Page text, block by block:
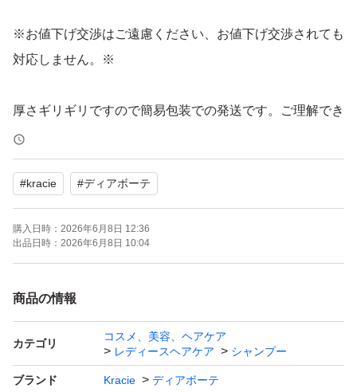
※お値下げ交渉はご遠慮ください、お値下げ交渉されても
対応しません。※
厚さギリギリですので簡易包装での発送です。ご理解でき
る方のみおねがいします。
#kracie #ディアボーテ
購入日時： 2026年6月8日 12:36
出品日時： 2026年6月8日 10:04
商品の情報
カテゴリ
コスメ、美容、ヘアケア
レディースヘアケア
シャンプー
ブランド Kracie ディアボーテ